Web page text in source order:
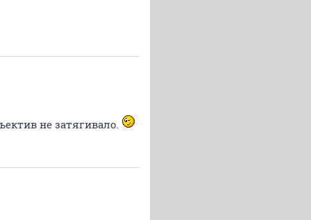
не затягивало.